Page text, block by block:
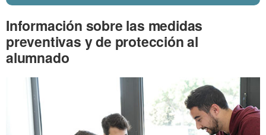
Información sobre las medidas
preventivas y de protección al
alumnado